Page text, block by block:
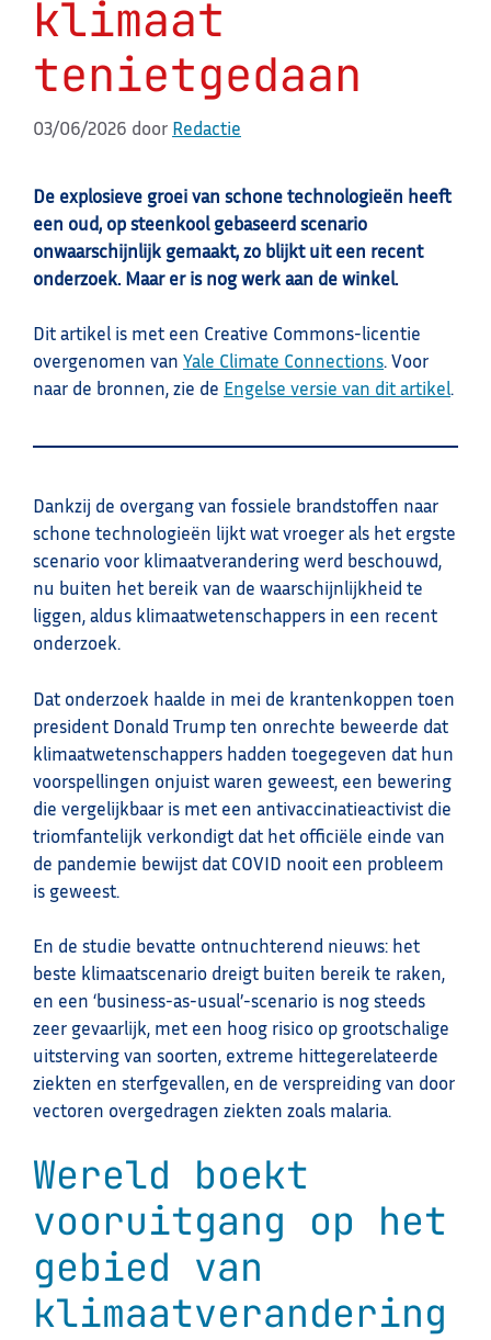
klimaat
tenietgedaan
03/06/2026 door Redactie
De explosieve groei van schone technologieën heeft
een oud, op steenkool gebaseerd scenario
onwaarschijnlijk gemaakt, zo blijkt uit een recent
onderzoek. Maar er is nog werk aan de winkel.
Dit artikel is met een Creative Commons-licentie
overgenomen van Yale Climate Connections. Voor
naar de bronnen, zie de Engelse versie van dit artikel.
Dankzij de overgang van fossiele brandstoffen naar
schone technologieën lijkt wat vroeger als het ergste
scenario voor klimaatverandering werd beschouwd,
nu buiten het bereik van de waarschijnlijkheid te
liggen, aldus klimaatwetenschappers in een recent
onderzoek.
Dat onderzoek haalde in mei de krantenkoppen toen
president Donald Trump ten onrechte beweerde dat
klimaatwetenschappers hadden toegegeven dat hun
voorspellingen onjuist waren geweest, een bewering
die vergelijkbaar is met een antivaccinatieactivist die
triomfantelijk verkondigt dat het officiële einde van
de pandemie bewijst dat COVID nooit een probleem
is geweest.
En de studie bevatte ontnuchterend nieuws: het
beste klimaatscenario dreigt buiten bereik te raken,
en een ‘business-as-usual’-scenario is nog steeds
zeer gevaarlijk, met een hoog risico op grootschalige
uitsterving van soorten, extreme hittegerelateerde
ziekten en sterfgevallen, en de verspreiding van door
vectoren overgedragen ziekten zoals malaria.
Wereld boekt
vooruitgang op het
gebied van
klimaatverandering